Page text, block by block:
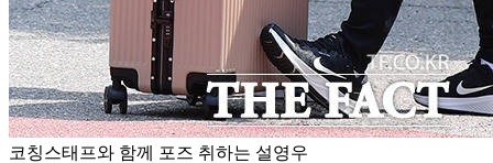
코칭스태프와 함께 포즈 취하는 설영우